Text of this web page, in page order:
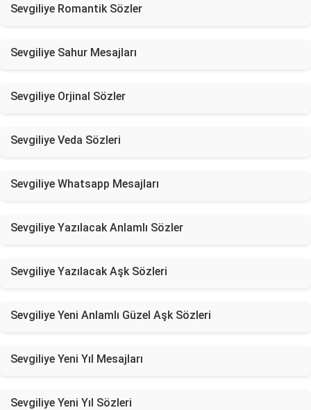
Sevgiliye Romantik Sözler
Sevgiliye Sahur Mesajları
Sevgiliye Orjinal Sözler
Sevgiliye Veda Sözleri
Sevgiliye Whatsapp Mesajları
Sevgiliye Yazılacak Anlamlı Sözler
Sevgiliye Yazılacak Aşk Sözleri
Sevgiliye Yeni Anlamlı Güzel Aşk Sözleri
Sevgiliye Yeni Yıl Mesajları
Sevgiliye Yeni Yıl Sözleri